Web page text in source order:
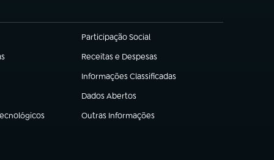
Participação Social
(abre em nova aba)
Receitas e Despesas
(abre em nova aba)
Informações Classificadas
(abre em nova aba)
Dados Abertos
(abre em nova aba)
Outras Informações
(abre em nova aba)